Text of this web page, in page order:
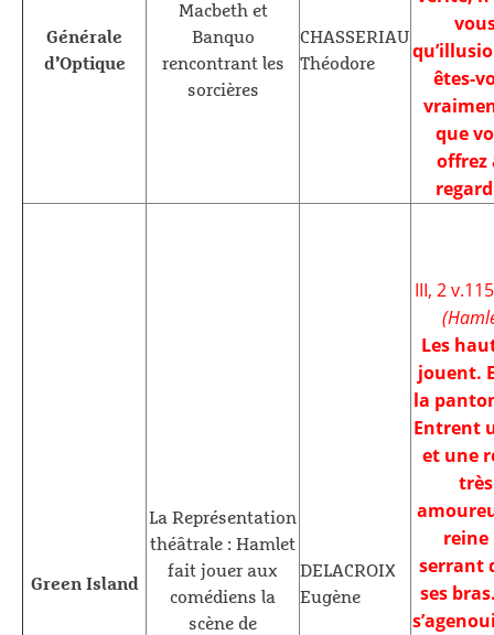
Générale
d’Optique
Macbeth et
Banquo
rencontrant les
sorcières
CHASSERIAU
Théodore
êtes-
que
offrez
Green Island
La Représentation
théâtrale : Hamlet
fait jouer aux
comédiens la
scène de
DELACROIX
Eugène
III, 2
Les
jouent.
la
Entrent
et une
très
reine
serrant
ses